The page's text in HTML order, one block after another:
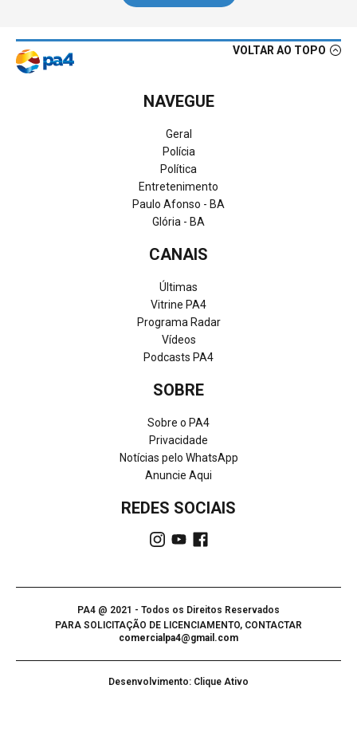
VOLTAR AO TOPO
NAVEGUE
Geral
Polícia
Política
Entretenimento
Paulo Afonso - BA
Glória - BA
CANAIS
Últimas
Vitrine PA4
Programa Radar
Vídeos
Podcasts PA4
SOBRE
Sobre o PA4
Privacidade
Notícias pelo WhatsApp
Anuncie Aqui
REDES SOCIAIS
PA4 @ 2021 - Todos os Direitos Reservados
PARA SOLICITAÇÃO DE LICENCIAMENTO, CONTACTAR
comercialpa4@gmail.com
Desenvolvimento: Clique Ativo